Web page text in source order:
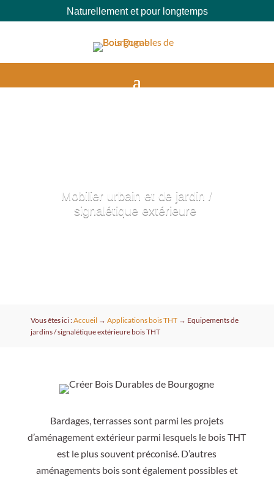
Naturellement et pour longtemps
Mobilier urbain et de jardin /
signalétique extérieure
Vous êtes ici :Accueil → Applications bois THT→ Equipements de
jardins / signalétique extérieure bois THT
Bardages, terrasses sont parmi les projets
d’aménagement extérieur parmi lesquels le bois THT
est le plus souvent préconisé. D’autres
aménagements bois sont également possibles et